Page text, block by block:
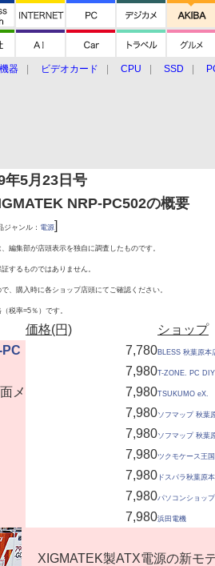
器 ビデオカード CPU SSD
年5月23日号
NRP-PC502の概要
ジャンル： 電源]
編集部が店頭表示を独自に調査したものです。
するものではありません。
、購入時に各ショップ店頭にてご確認ください。
税率=5％）です。
価格(円) ショップ
PC
メ
7,780BLESS 秋葉原本
7,980T-ZONE. PC
7,980TSUKUMO eX.
7,980ソフマップ 秋葉
7,980ソフマップ 秋葉
7,980ツクモケース王国
7,980 ドスパラ秋葉原
7,980パソコンショッ
7,980浜田電機
XIGMATEK製ATX電源の新モ